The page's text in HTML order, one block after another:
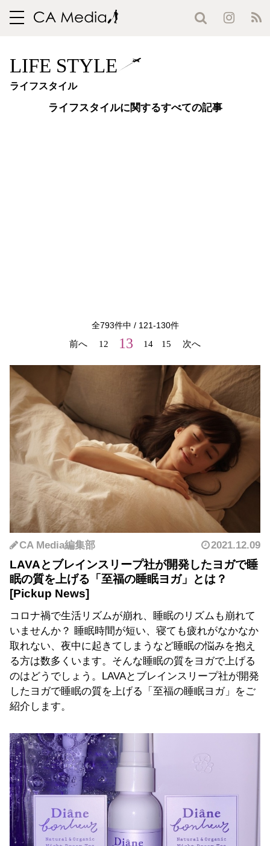
toggle
LIFE STYLE
ライフスタイル
ライフスタイルに関するすべての記事
全793件中 / 121-130件
前へ
12 13 14 15 次へ
CA Media編集部 2021.12.09
LAVAとブレインスリープ社が開発したヨガで睡
眠の質を上げる「至福の睡眠ヨガ」とは？
コロナ禍で生活リズムが崩れ、睡眠のリズムも崩れて
いませんか？ 睡眠時間が短い、寝ても疲れがなかなか
取れない、夜中に起きてしまうなど睡眠の悩みを抱え
る方は数多くいます。そんな睡眠の質をヨガで上げる
のはどうでしょう。LAVAとブレインスリープ社が開発
したヨガで睡眠の質を上げる「至福の睡眠ヨガ」をご
紹介します。